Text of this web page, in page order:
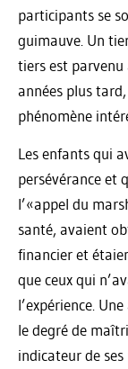
participants se
guimauve. Un
tiers est parvenu
années plus
phénomène
Les enfants qui
persévérance et
l’«appel du
santé, avaient
financier et
que ceux qui
l’expérience.
le degré de
indicateur de